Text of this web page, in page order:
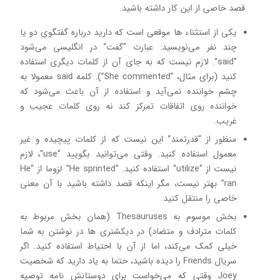
قصد خاصی از این کار داشته باشید.
یکی از استثناء ها موقعی است که دارید درباره گفتگوی دو یا
چند نفر می‌نویسید. عبارت “گفت” در انگلیسی می‌شود
“said”. لازم نیست که به جای آن از کلمات دیگری استفاده
کنید (برای مثال، “She commented”). کلمه said معمولا به
چشم خواننده نمی‌آید و استفاده از آن باعث می‌شود که
خواننده روی اتفاقات تمرکز کند نه روی کلمات عجیب و
غریب.
منظور از “قدرتمند” این نیست که از کلمات پیچیده و غیر
معمول استفاده کنید. وقتی می‌توانید بگویید “use”، لازم
نیست از “utilize” استفاده کنید. “He sprinted” لزوما از “He
ran” بهتر نیست، مگر اینکه قصد داشته باشید با آن معنی
خاصی را منتقل کنید.
بخش موسوم به Thesauruses (همان بخش مربوط به
کلمات مترادف و متضاد) در دیکشنری‌ ها در نوشتن به شما
خیلی کمک می‌کند، اما از آن با احتیاط استفاده کنید. اگر
سریال Friends را دیده باشید، حتما به یاد دارید که شخصیت
Joey وقتی که می‌خواست برای دوستانش نامه توصیه